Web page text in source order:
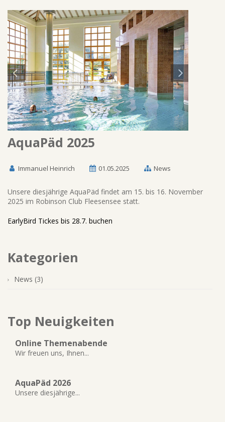
AquaPäd 2025
Immanuel Heinrich 01.05.2025 News
Unsere diesjährige AquaPäd findet am 15. bis 16. November
2025 im Robinson Club Fleesensee statt.
EarlyBird Tickes bis 28.7. buchen
Kategorien
News (3)
Top Neuigkeiten
Online Themenabende
Wir freuen uns, Ihnen...
AquaPäd 2026
Unsere diesjährige...